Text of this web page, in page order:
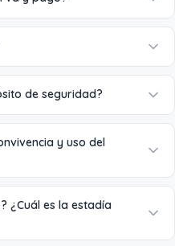
de seguridad?
y uso del
¿Cuál es la estadía